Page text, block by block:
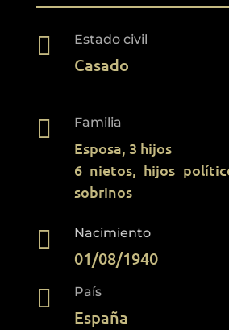
 Estado civil
Casado
 Familia
Esposa, 3 hijos
6 nietos, hijos
sobrinos
 Nacimiento
01/08/1940
 País
España